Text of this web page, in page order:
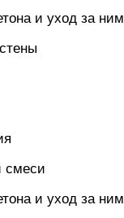
и уход за ним
смеси
и уход за ним